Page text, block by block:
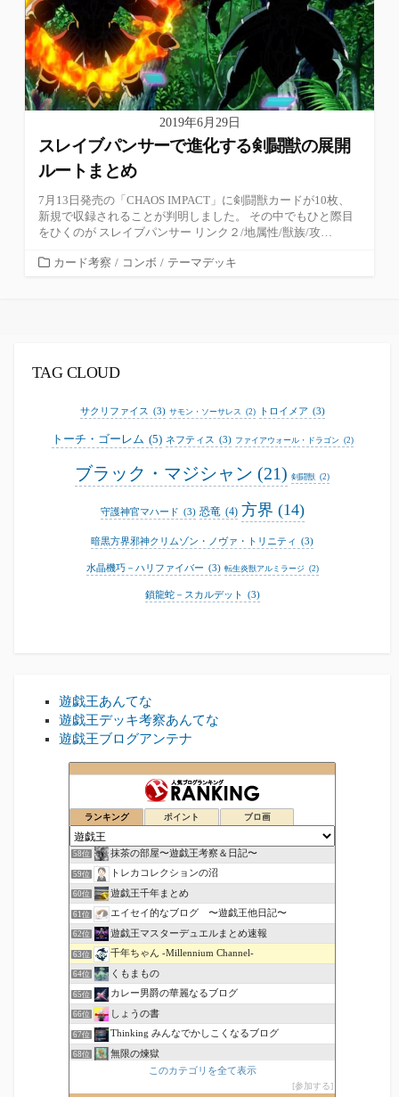
2019年6月29日
スレイブパンサーで進化する剣闘獣の展開
ルートまとめ
7月13日発売の「CHAOS IMPACT」に剣闘獣カードが10枚、
新規で収録されることが判明しました。 その中でもひと際目
をひくのが スレイブパンサー リンク２/地属性/獣族/攻…
カカード考察 / コンボ / テーマデッキ
TAG CLOUD
サクリファイス (3) サモン・ソーサレス (2) トロイメア (3)
トーチ・ゴーレム (5) ネフティス (3) ファイアウォール・ドラゴン (2)
ブラック・マジシャン (21) 剣闘獣 (2)
守護神官マハード (3) 恐竜 (4) 方界 (14)
暗黒方界邪神クリムゾン・ノヴァ・トリニティ (3)
水晶機巧－ハリファイバー (3) 転生炎獣アルミラージ (2)
鎖龍蛇－スカルデット (3)
遊戯王あんてな
遊戯王デッキ考察あんてな
遊戯王ブログアンテナ
ランキング ポイント ブロ画
56位 新兎のきままにサブカル！
57位
58位 抹茶の部屋〜遊戯王考察＆日記〜
59位 トレカコレクションの沼
60位 遊戯王千年まとめ
61位 エイセイ的なブログ 〜遊戯王他日記〜
62位 遊戯王マスターデュエルまとめ速報
63位 千年ちゃん -Millennium Channel-
64位 くもまもの
65位 カレー男爵の華麗なるブログ
66位 しょうの書
67位 Thinking みんなでかしこくなるブログ
68位 無限の煉獄
カードプール増加に追いつけない人のブログ
70位 三十路だけど遊戯王!
このカテゴリを全て表示
参加する